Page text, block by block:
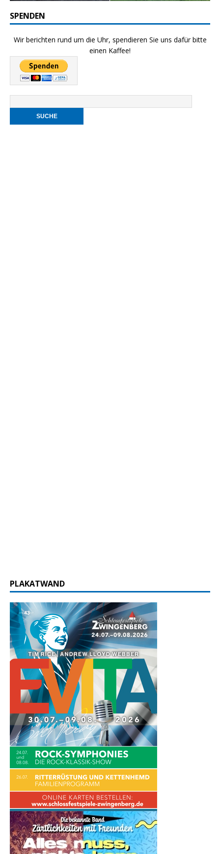
SPENDEN
Wir berichten rund um die Uhr, spendieren Sie uns dafür bitte
einen Kaffee!
PLAKATWAND